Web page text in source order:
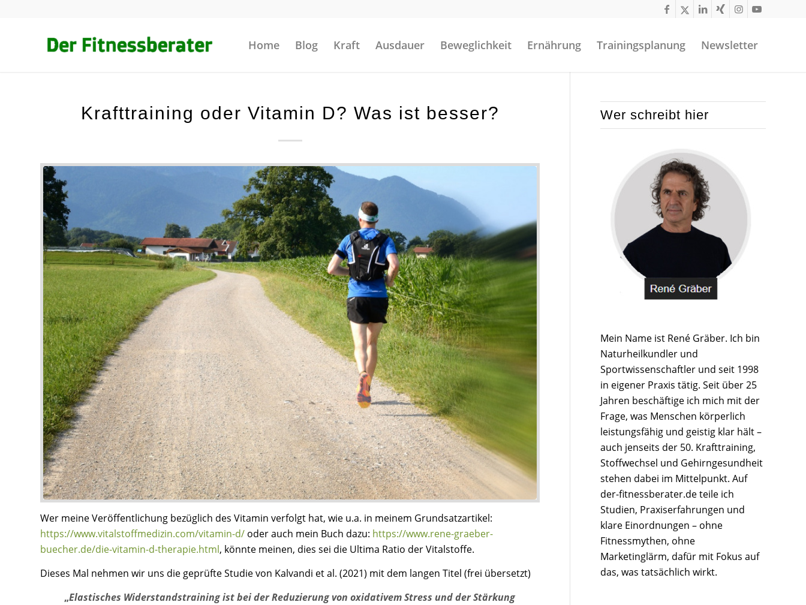
Home Blog Kraft Ausdauer Beweglichkeit Ernährung Trainingsplanung Newsletter
Krafttraining oder Vitamin D? Was ist besser?
Wer meine Veröffentlichung bezüglich des Vitamin verfolgt hat, wie u.a. in meinem Grundsatzartikel:
https://www.vitalstoffmedizin.com/vitamin-d/ oder auch mein Buch dazu: https://www.rene-graeber-
buecher.de/die-vitamin-d-therapie.html, könnte meinen, dies sei die Ultima Ratio der Vitalstoffe.
Dieses Mal nehmen wir uns die geprüfte Studie von Kalvandi et al. (2021) mit dem langen Titel (frei übersetzt)
„Elastisches Widerstandstraining ist bei der Reduzierung von oxidativem Stress und der Stärkung
Wer schreibt hier
Mein Name ist René Gräber. Ich bin
Naturheilkundler und
Sportwissenschaftler und seit 1998
in eigener Praxis tätig. Seit über 25
Jahren beschäftige ich mich mit der
Frage, was Menschen körperlich
leistungsfähig und geistig klar hält –
auch jenseits der 50. Krafttraining,
Stoffwechsel und Gehirngesundheit
stehen dabei im Mittelpunkt. Auf
der-fitnessberater.de teile ich
Studien, Praxiserfahrungen und
klare Einordnungen – ohne
Fitnessmythen, ohne
Marketinglärm, dafür mit Fokus auf
das, was tatsächlich wirkt.